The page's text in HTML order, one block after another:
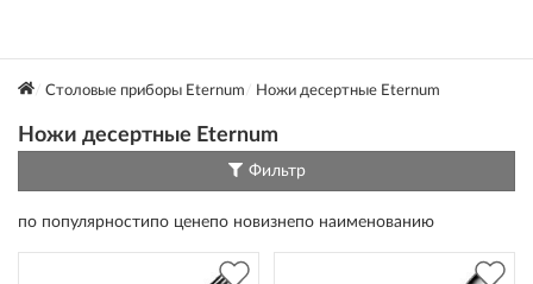
Столовые приборы Eternum Ножи десертные Eternum
Ножи десертные Eternum
Фильтр
по популярностипо ценепо новизнепо наименованию